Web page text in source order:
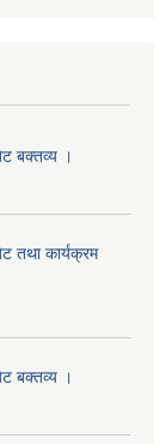
बक्तव्य ।
तथा कार्यक्रम
बक्तव्य ।